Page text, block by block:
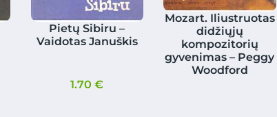
Pietų Sibiru –
Vaidotas Januškis
1.70€
Mozart. Iliustruotas
didžiųjų
kompozitorių
gyvenimas – Peggy
Woodford